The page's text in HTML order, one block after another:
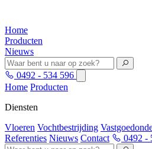
Home
Producten
Nieuws
0492 - 534 596
Home Producten
Diensten
Vloeren Vochtbestrijding
Referenties Nieuws Contact 0492 -